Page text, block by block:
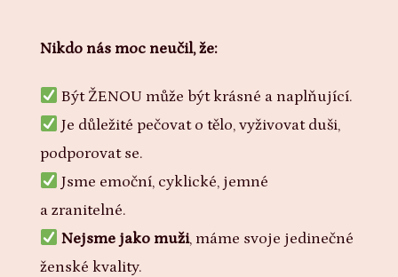
Nikdo nás moc neučil, že:
Být ŽENOU může být krásné a naplňující.
Je důležité pečovat o tělo, vyživovat duši,
podporovat se.
Jsme emoční, cyklické, jemné
a zranitelné.
Nejsme jako muži, máme svoje jedinečné
ženské kvality.